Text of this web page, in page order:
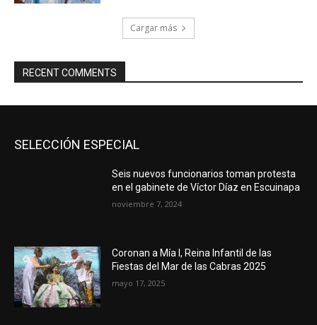
Cargar más
RECENT COMMENTS
SELECCIÓN ESPECIAL
Seis nuevos funcionarios toman protesta
en el gabinete de Víctor Díaz en Escuinapa
noviembre 7, 2024
Coronan a Mía I, Reina Infantil de las
Fiestas del Mar de las Cabras 2025
mayo 17, 2025